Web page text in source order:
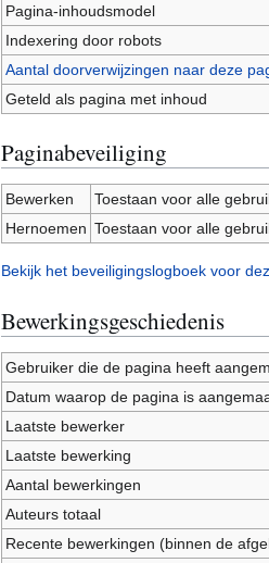
Pagina-inhoudsmodel
Indexering door robots
Aantal doorverwijzingen naar deze
Geteld als pagina met inhoud
Paginabeveiliging
Bewerken
Toestaan voor alle
Hernoemen Toestaan voor alle
Bekijk het beveiligingslogboek voor
Bewerkingsgeschiedenis
Gebruiker die de pagina heeft
Datum waarop de pagina is
Laatste bewerker
Laatste bewerking
Aantal bewerkingen
Auteurs totaal
Recente bewerkingen (binnen de